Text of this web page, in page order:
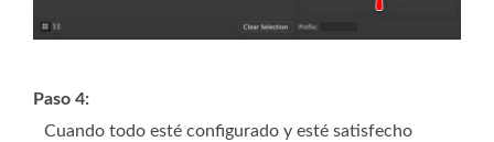
Paso 4:
Cuando todo esté configurado y esté satisfecho